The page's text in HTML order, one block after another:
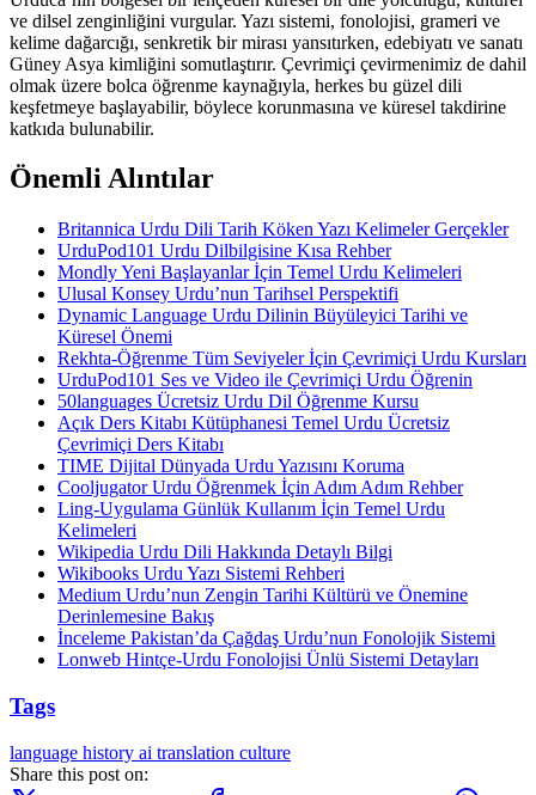
ve dilsel zenginliğini vurgular. Yazı sistemi, fonolojisi, grameri ve
kelime dağarcığı, senkretik bir mirası yansıtırken, edebiyatı ve sanatı
Güney Asya kimliğini somutlaştırır. Çevrimiçi çevirmenimiz de dahil
olmak üzere bolca öğrenme kaynağıyla, herkes bu güzel dili
keşfetmeye başlayabilir, böylece korunmasına ve küresel takdirine
katkıda bulunabilir.
Önemli Alıntılar
Britannica Urdu Dili Tarih Köken Yazı Kelimeler Gerçekler
UrduPod101 Urdu Dilbilgisine Kısa Rehber
Mondly Yeni Başlayanlar İçin Temel Urdu Kelimeleri
Ulusal Konsey Urdu’nun Tarihsel Perspektifi
Dynamic Language Urdu Dilinin Büyüleyici Tarihi ve
Küresel Önemi
Rekhta-Öğrenme Tüm Seviyeler İçin Çevrimiçi Urdu Kursları
UrduPod101 Ses ve Video ile Çevrimiçi Urdu Öğrenin
50languages Ücretsiz Urdu Dil Öğrenme Kursu
Açık Ders Kitabı Kütüphanesi Temel Urdu Ücretsiz
Çevrimiçi Ders Kitabı
TIME Dijital Dünyada Urdu Yazısını Koruma
Cooljugator Urdu Öğrenmek İçin Adım Adım Rehber
Ling-Uygulama Günlük Kullanım İçin Temel Urdu
Kelimeleri
Wikipedia Urdu Dili Hakkında Detaylı Bilgi
Wikibooks Urdu Yazı Sistemi Rehberi
Medium Urdu’nun Zengin Tarihi Kültürü ve Önemine
Derinlemesine Bakış
İnceleme Pakistan’da Çağdaş Urdu’nun Fonolojik Sistemi
Lonweb Hintçe-Urdu Fonolojisi Ünlü Sistemi Detayları
Tags
language history ai translation culture
Share this post on: